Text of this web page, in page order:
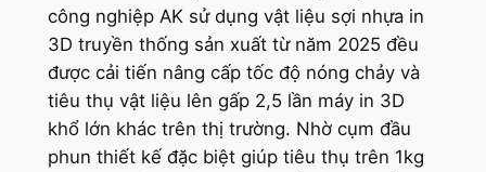
công nghiệp AK sử dụng vật liệu sợi nhựa in
3D truyền thống sản xuất từ năm 2025 đều
được cải tiến nâng cấp tốc độ nóng chảy và
tiêu thụ vật liệu lên gấp 2,5 lần máy in 3D
khổ lớn khác trên thị trường. Nhờ cụm đầu
phun thiết kế đặc biệt giúp tiêu thụ trên 1kg